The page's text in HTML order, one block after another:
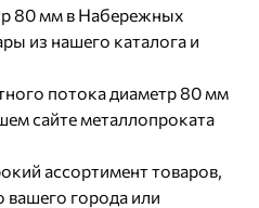
80 мм в Набережных
из нашего каталога и
потока диаметр 80 мм
сайте металлопроката
ассортимент товаров,
вашего города или